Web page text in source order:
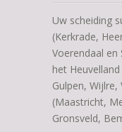
Uw scheiding
(Kerkrade,
Voerendaal en
het
Gulpen,
(Maastricht,
Gronsveld,